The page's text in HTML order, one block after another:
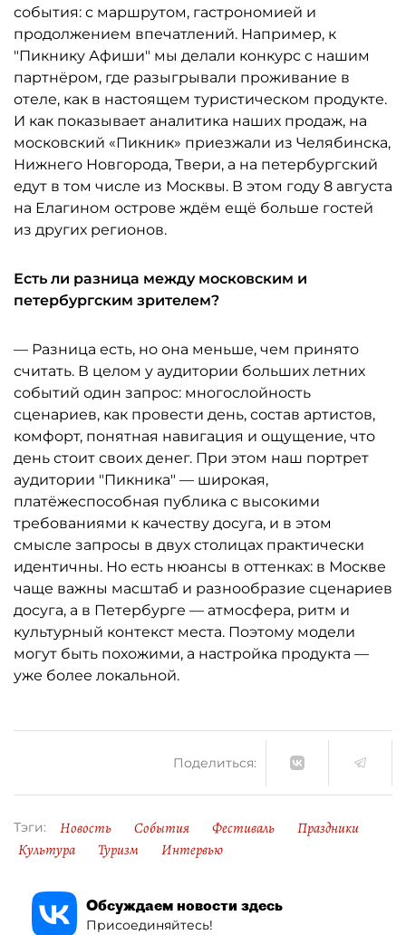
события: с маршрутом, гастрономией и
продолжением впечатлений. Например, к
"Пикнику Афиши" мы делали конкурс с нашим
партнёром, где разыгрывали проживание в
отеле, как в настоящем туристическом продукте.
И как показывает аналитика наших продаж, на
московский «Пикник» приезжали из Челябинска,
Нижнего Новгорода, Твери, а на петербургский
едут в том числе из Москвы. В этом году 8 августа
на Елагином острове ждём ещё больше гостей
из других регионов.
Есть ли разница между московским и
петербургским зрителем?
— Разница есть, но она меньше, чем принято
считать. В целом у аудитории больших летних
событий один запрос: многослойность
сценариев, как провести день, состав артистов,
комфорт, понятная навигация и ощущение, что
день стоит своих денег. При этом наш портрет
аудитории "Пикника" — широкая,
платёжеспособная публика с высокими
требованиями к качеству досуга, и в этом
смысле запросы в двух столицах практически
идентичны. Но есть нюансы в оттенках: в Москве
чаще важны масштаб и разнообразие сценариев
досуга, а в Петербурге — атмосфера, ритм и
культурный контекст места. Поэтому модели
могут быть похожими, а настройка продукта —
уже более локальной.
Поделиться:
Тэги: Новость События Фестиваль
Праздники
Культура
Туризм Интервью
Обсуждаем новости здесь
Присоединяйтесь!